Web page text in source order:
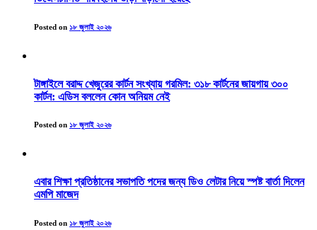
Posted on ১৮ জুলাই ২০২৬
টাঙ্গাইলে বরাদ্দ খেজুরের কার্টন সংখ্যায় গরমিল: ৩১৮ কার্টনের জায়গায় ৩০০
কার্টন: এডিস বললেন কোন অনিয়ম নেই
Posted on ১৮ জুলাই ২০২৬
এবার শিক্ষা প্রতিষ্ঠানের সভাপতি পদের জন্য ডিও লেটার নিয়ে স্পষ্ট বার্তা দিলেন
এমপি মাজেদ
Posted on ১৮ জুলাই ২০২৬